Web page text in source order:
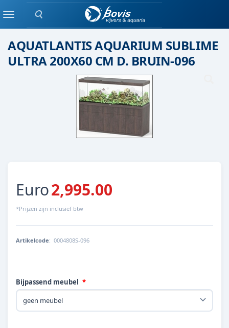
Zoeken
MenuAQUARIUM
AQUATLANTIS AQUARIUM SUBLIME
ULTRA 200X60 CM D. BRUIN-096
Euro2,995.00
*Prijzen zijn inclusief btw
Artikelcode: 0004808S-096
Bijpassend meubel